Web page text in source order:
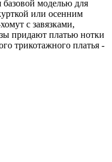
базовой моделью для
или осенним
с завязками,
придают платью нотки
трикотажного платья -